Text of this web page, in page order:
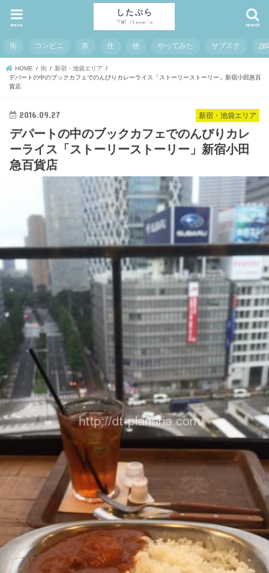
search
menu
街 コンビニ 衣 住 他 やってみた サブスク お
HOME 街
新宿・池袋エリア
デパートの中のブックカフェでのんびりカレーライス「ストーリーストーリー」新宿小田急百
貨店
新宿・池袋エリア
2016.09.27
デパートの中のブックカフェでのんびりカレ
ーライス「ストーリーストーリー」新宿小田
急百貨店